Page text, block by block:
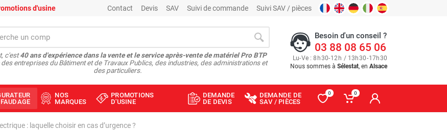
d'usine Contact Devis SAV Suivi de commande Suivi SAV / pièces
c'est40 ans d'expérience dans la vente et le service après-vente de matériel Pro BTP
entreprises du Bâtiment et de Travaux Publics, des industries, des administrations et
des particuliers.
Besoin d'un conseil ?
03 88 08 65 06
Lu-Ve : 8h30-12h / 13h30-17h30
Nous sommes à Sélestat, en Alsace
NOS
MARQUES
PROMOTIONS
D'USINE
DEMANDE
DE DEVIS
DEMANDE DE
SAV / PIÈCES
0 0
: laquelle choisir en cas d’urgence ?